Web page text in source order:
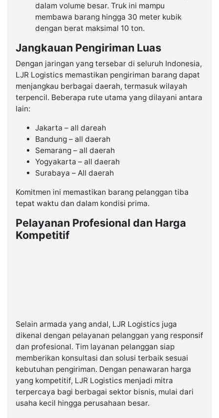
dalam volume besar. Truk ini mampu
membawa barang hingga 30 meter kubik
dengan berat maksimal 10 ton.
Jangkauan Pengiriman Luas
Dengan jaringan yang tersebar di seluruh Indonesia,
LJR Logistics memastikan pengiriman barang dapat
menjangkau berbagai daerah, termasuk wilayah
terpencil. Beberapa rute utama yang dilayani antara
lain:
Jakarta – all dareah
Bandung – all daerah
Semarang – all daerah
Yogyakarta – all daerah
Surabaya – All daerah
Komitmen ini memastikan barang pelanggan tiba
tepat waktu dan dalam kondisi prima.
Pelayanan Profesional dan Harga
Kompetitif
Selain armada yang andal, LJR Logistics juga
dikenal dengan pelayanan pelanggan yang responsif
dan profesional. Tim layanan pelanggan siap
memberikan konsultasi dan solusi terbaik sesuai
kebutuhan pengiriman. Dengan penawaran harga
yang kompetitif, LJR Logistics menjadi mitra
terpercaya bagi berbagai sektor bisnis, mulai dari
usaha kecil hingga perusahaan besar.